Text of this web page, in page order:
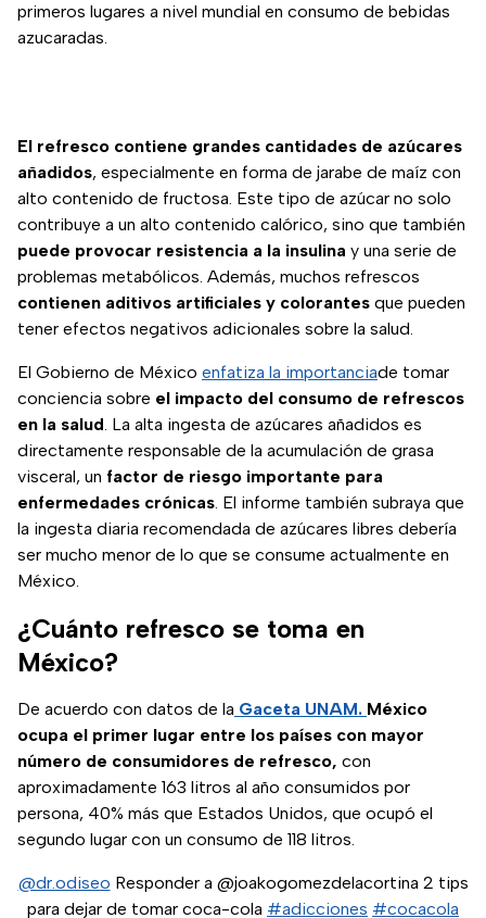
primeros lugares a nivel mundial en consumo de bebidas
azucaradas.
El refresco contiene grandes cantidades de azúcares
añadidos, especialmente en forma de jarabe de maíz con
alto contenido de fructosa. Este tipo de azúcar no solo
contribuye a un alto contenido calórico, sino que también
puede provocar resistencia a la insulina y una serie de
problemas metabólicos. Además, muchos refrescos
contienen aditivos artificiales y colorantes que pueden
tener efectos negativos adicionales sobre la salud.
El Gobierno de México enfatiza la importanciade tomar
conciencia sobre el impacto del consumo de refrescos
en la salud. La alta ingesta de azúcares añadidos es
directamente responsable de la acumulación de grasa
visceral, un factor de riesgo importante para
enfermedades crónicas. El informe también subraya que
la ingesta diaria recomendada de azúcares libres debería
ser mucho menor de lo que se consume actualmente en
México.
¿Cuánto refresco se toma en
México?
De acuerdo con datos de la Gaceta UNAM. México
ocupa el primer lugar entre los países con mayor
número de consumidores de refresco, con
aproximadamente 163 litros al año consumidos por
persona, 40% más que Estados Unidos, que ocupó el
segundo lugar con un consumo de 118 litros.
@dr.odiseo Responder a @joakogomezdelacortina 2 tips
para dejar de tomar coca-cola #adicciones #cocacola